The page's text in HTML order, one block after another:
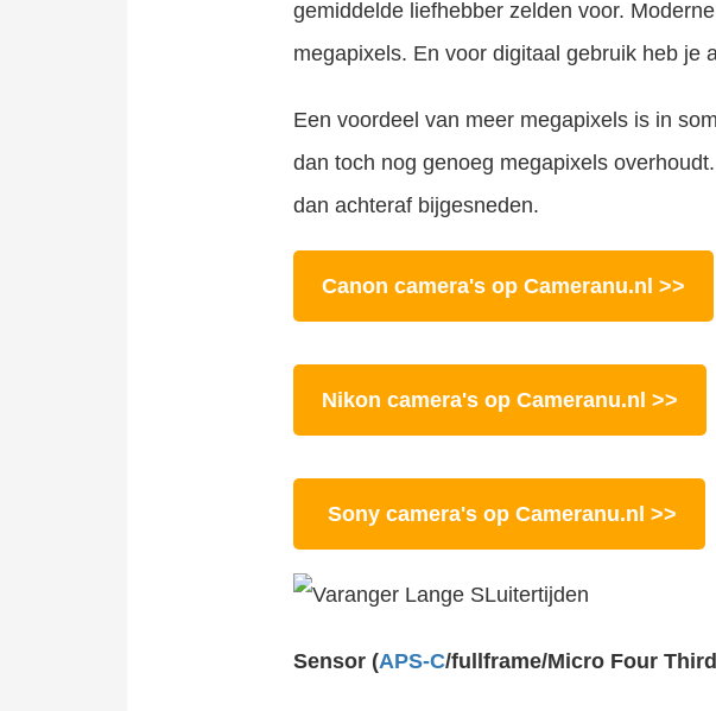
gemiddelde liefhebber zelden voor.
megapixels. En voor digitaal gebruik heb je
Een voordeel van meer megapixels is in
dan toch nog genoeg megapixels
dan achteraf bijgesneden.
Canon camera's op Cameranu.nl >>
Nikon camera's op Cameranu.nl >>
Sony camera's op Cameranu.nl >>
Sensor (APS-C/fullframe/Micro Four